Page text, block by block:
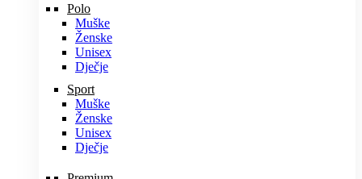
Polo
Muške
Ženske
Unisex
Dječje
Sport
Muške
Ženske
Unisex
Dječje